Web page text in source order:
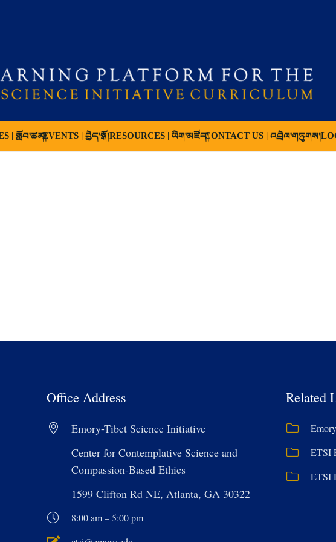
| སློབ་ཚན།EVENTS | བྱེད་སྒོ།RESOURCES | ཡིག་མཛོད།CONTACT US | འབྲེལ་གཏུགས།
Office Address
Emory-Tibet Science Initiative
Center for Contemplative Science and
Compassion-Based Ethics
1599 Clifton Rd NE, Atlanta, GA 30322
8:00 am – 5:00 pm
Related
ETSI
ETSI